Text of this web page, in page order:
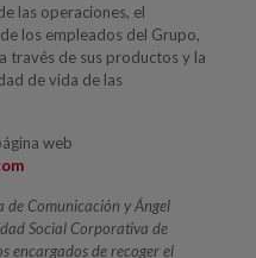
las operaciones, el
los empleados del Grupo,
través de sus productos y la
de vida de las
web
de Comunicación y Ángel
Social Corporativa de
encargados de recoger el